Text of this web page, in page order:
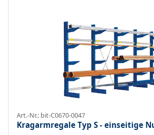
Art.-Nr.: bit-C0670-0047
Kragarmregale Typ S - einseitige